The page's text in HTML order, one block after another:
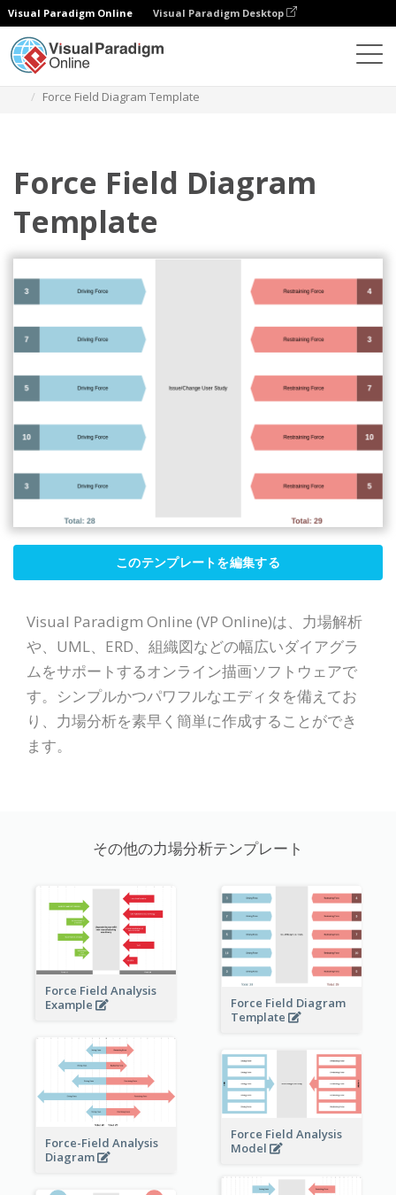
Visual Paradigm Online Visual Paradigm Desktop
Force Field Diagram Template
Force Field Diagram
Template
このテンプレートを編集する
Visual Paradigm Online (VP Online)は、力場解析
や、UML、ERD、組織図などの幅広いダイアグラ
ムをサポートするオンライン描画ソフトウェアで
す。シンプルかつパワフルなエディタを備えてお
り、力場分析を素早く簡単に作成することができ
ます。
その他の力場分析テンプレート
Force Field Analysis
Example
Force Field Diagram
Template
Force-Field Analysis
Diagram
Force Field Analysis
Model